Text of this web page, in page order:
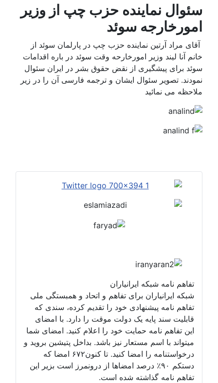
سئوال نماینده حزب چپ از وزیر
امورخارجه سوئد
آقای مراد آرتین نماینده حزب چپ در پارلمان سوئد از
خانم آنا لیند وزیر امورخارحه وقت سوئد در باره اقدامات
سوئد برای پیشگیری از نقض حقوق بشر در ایران سئوال
نمودند. تصویر سئوال ایشان و ترجمه فارسی آن را در زیر
ملاحظه می نمائید
تفاهم نامه شبکه ایرانیاران
شبکه ایرانیاران برای تفاهم و اتحاد و همبستگی ملی
تفاهم نامه پیشنهادی خود را تقدیم کرده، سندی که
قابلیت سند پایه یک دولت موقت را دارد. با امضای
این تفاهم نامه حمایت خود را اعلام کنید. امضای شما
میتواند با اسم مستعار نیز باشد. بداخل پتیشین بروید و
درخواستنامه را امضا کنید. تا کنون۶۷۲ امضا که
دستکم ۹۰٪ درصد امضاها از درونمرز است بزیر این
تفاهم نامه گذاشته شده است.